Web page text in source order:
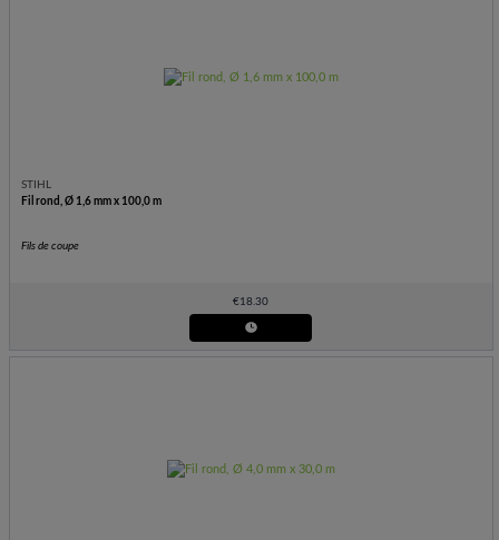
STIHL
Fil rond, Ø 1,6 mm x 100,0 m
Fils de coupe
€18.30